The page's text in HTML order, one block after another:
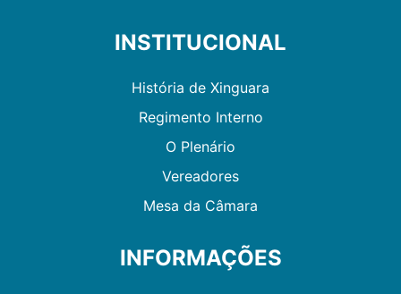
INSTITUCIONAL
História de Xinguara
Regimento Interno
O Plenário
Vereadores
Mesa da Câmara
INFORMAÇÕES